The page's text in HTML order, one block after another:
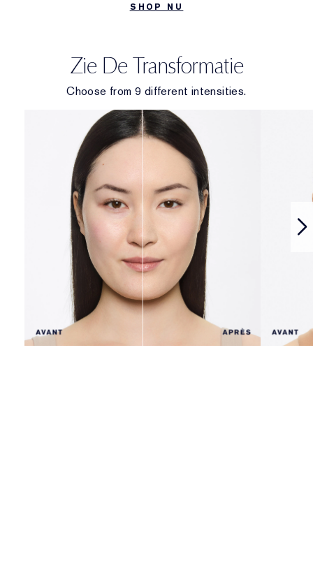
SHOP NU
Zie De Transformatie
Choose from 9 different intensities.